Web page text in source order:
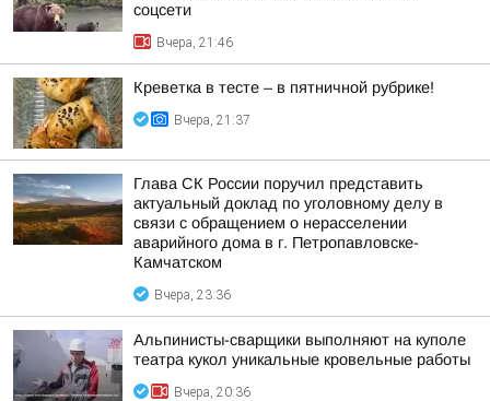
соцсети
Вчера, 21:46
Креветка в тесте – в пятничной рубрике!
Вчера, 21:37
Глава СК России поручил представить
актуальный доклад по уголовному делу в
связи с обращением о нерасселении
аварийного дома в г. Петропавловске-
Камчатском
Вчера, 23:36
Альпинисты-сварщики выполняют на куполе
театра кукол уникальные кровельные работы
Вчера, 20:36